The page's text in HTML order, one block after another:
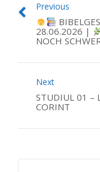
Previous
28.06.2026 |
NOCH
Next
STUDIUL 01 –
CORINT